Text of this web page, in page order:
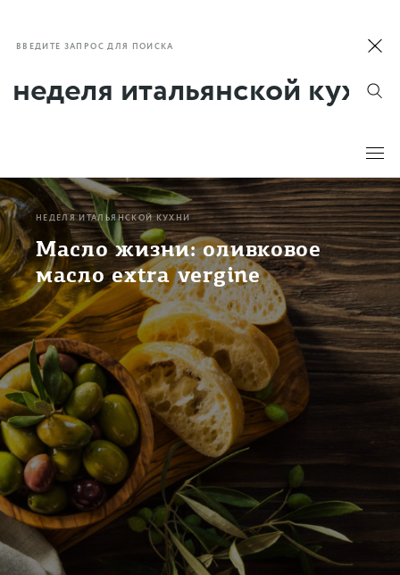
ВВЕДИТЕ ЗАПРОС ДЛЯ ПОИСКА
НЕДЕЛЯ ИТАЛЬЯНСКОЙ КУХНИ
Масло жизни: оливковое
масло extra vergine